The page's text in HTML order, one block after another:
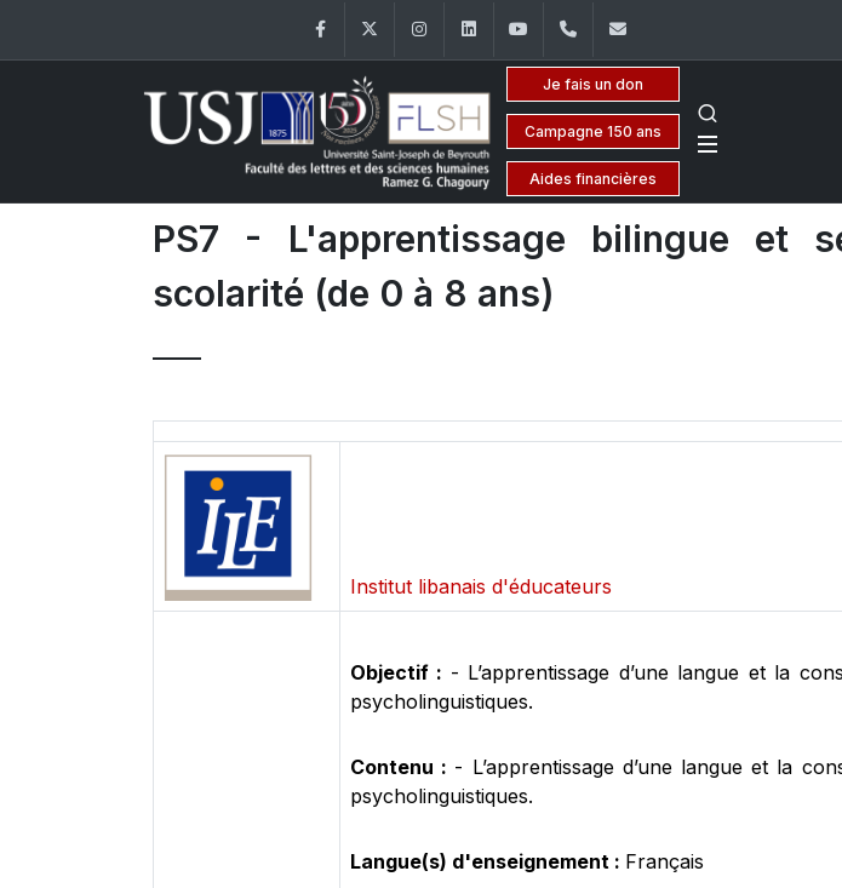
FacebookTwitter InstagramLinkedInYouTube+961 (1) 421 000
Je fais un don
Campagne 150 ans
Aides financières
PS7 - L'apprentissage bilingue et
scolarité (de 0 à 8 ans)
Institut libanais d'éducateurs
Objectif : - L’apprentissage d’une langue et la
psycholinguistiques.
Contenu : - L’apprentissage d’une langue et la
psycholinguistiques.
Langue(s) d'enseignement : Français